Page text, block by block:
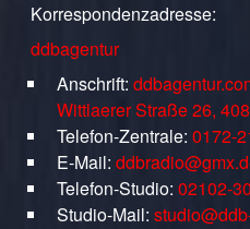
Korrespondenzadresse:
ddbagentur
Anschrift:
Wittlaerer Straße 26,
Telefon-Zentrale: 0172-
E-Mail:
Telefon-Studio: 02102-
Studio-Mail: